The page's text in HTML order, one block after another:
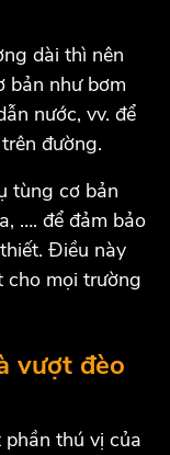
dài thì nên
bản như bơm
nước, vv. để
đường.
tùng cơ bản
…. để đảm bảo
Điều này
cho mọi trường
vượt đèo
thú vị của